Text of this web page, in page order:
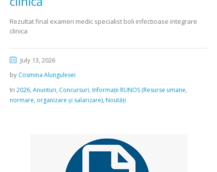
Rezultat final examen medic specialist boli infectioase integrare
clinica
July 13, 2026
by Cosmina Alungulesei
In 2026,Anunturi, Concursuri,Informații RUNOS (Resurse umane,
normare, organizare și salarizare),Noutăți